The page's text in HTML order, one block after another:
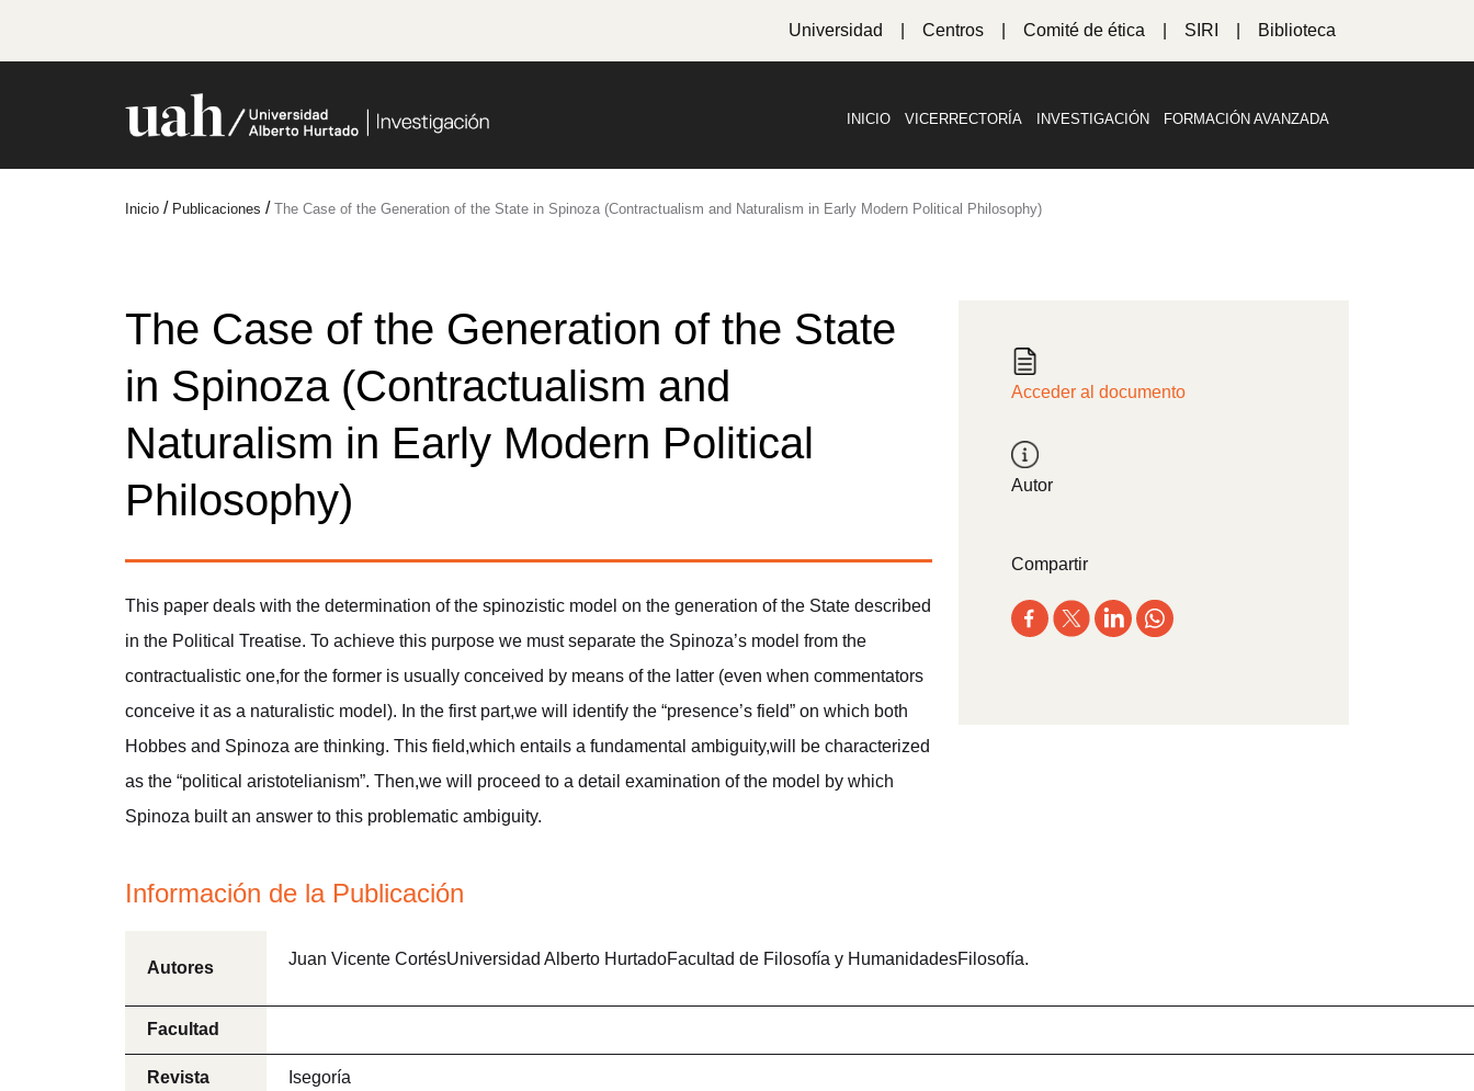
Universidad Centros Comité de ética SIRI Biblioteca
INICIO VICERRECTORÍA INVESTIGACIÓN FORMACIÓN AVANZADA
Inicio / Publicaciones / The Case of the Generation of the State in Spinoza (Contractualism and Naturalism in Early Modern Political Philosophy)
The Case of the Generation of the State
in Spinoza (Contractualism and
Naturalism in Early Modern Political
Philosophy)
This paper deals with the determination of the spinozistic model on the generation of the State described
in the Political Treatise. To achieve this purpose we must separate the Spinoza’s model from the
contractualistic one,for the former is usually conceived by means of the latter (even when commentators
conceive it as a naturalistic model). In the first part,we will identify the “presence’s field” on which both
Hobbes and Spinoza are thinking. This field,which entails a fundamental ambiguity,will be characterized
as the “political aristotelianism”. Then,we will proceed to a detail examination of the model by which
Spinoza built an answer to this problematic ambiguity.
Información de la Publicación
Autores Juan Vicente CortésUniversidad Alberto HurtadoFacultad de Filosofía y HumanidadesFilosofía.
Facultad
Revista Isegoría
Acceder al documento
Autor
Compartir